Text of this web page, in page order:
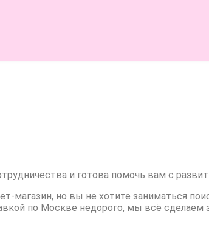
и готова помочь вам с
магазин, но вы не хотите заниматься
по Москве недорого, мы всё